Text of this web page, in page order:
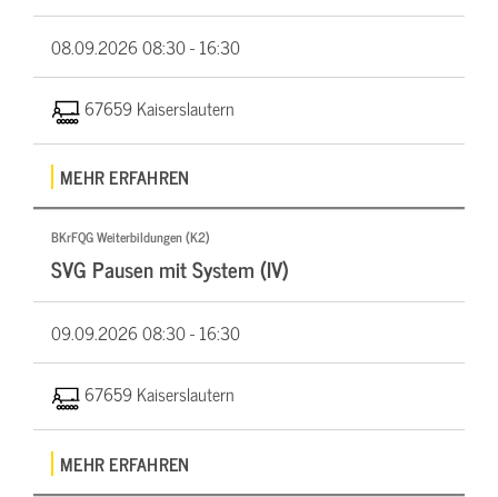
08.09.202608:30 - 16:30
67659 Kaiserslautern
MEHR ERFAHREN
BKrFQG Weiterbildungen (K2)
SVG Pausen mit System (IV)
09.09.202608:30 - 16:30
67659 Kaiserslautern
MEHR ERFAHREN